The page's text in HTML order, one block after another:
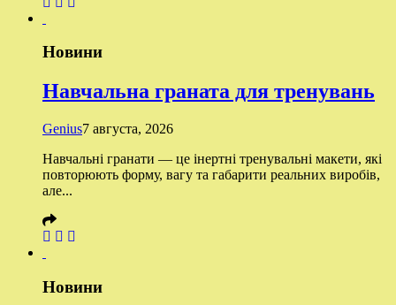
Новини
Навчальна граната для тренувань
Genius7 августа, 2026
Навчальні гранати — це інертні тренувальні макети, які
повторюють форму, вагу та габарити реальних виробів,
але...
Новини